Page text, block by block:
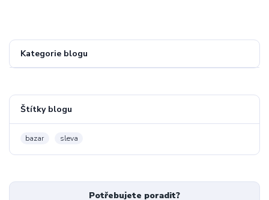
Kategorie blogu
Štítky blogu
bazar sleva
Potřebujete poradit?